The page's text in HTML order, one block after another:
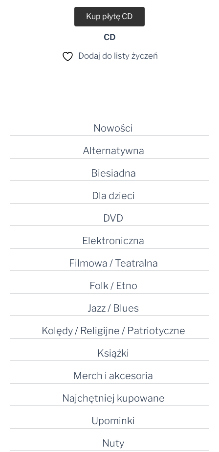
Nowości
Alternatywna
Biesiadna
Dla dzieci
DVD
Elektroniczna
Filmowa / Teatralna
Folk / Etno
Jazz / Blues
Kolędy / Religijne / Patriotyczne
Książki
Merch i akcesoria
Najchętniej kupowane
Upominki
Nuty
Kup płytę CD
CD
Dodaj do listy życzeń